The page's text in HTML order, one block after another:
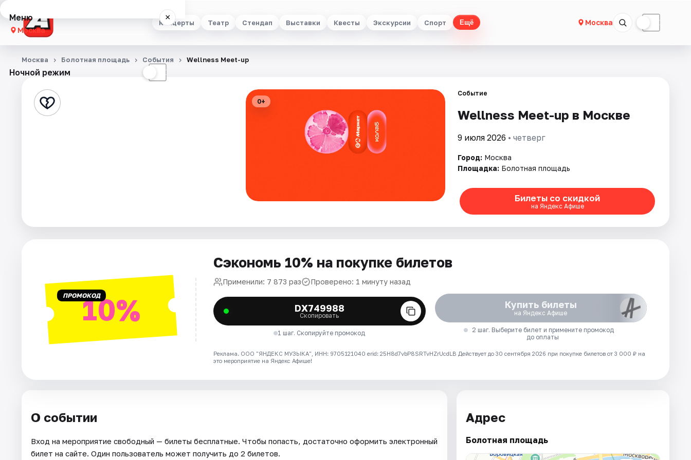
Концерты Театр Стендап Выставки Квесты Экскурсии Спорт Ещё Москва ☾
Меню ×
Москва
Концерты
Стендап
Площадки
Артисты
Рейтинги
Ночной режим ☾
Москва Болотная площадь События Wellness Meet-up
0+
Событие
Wellness Meet-up в Москве
9 июля 2026 • четверг
Город: Москва
Площадка: Болотная площадь
Билеты со скидкой
на Яндекс Афише
ПРОМОКОД10%
Сэкономь 10% на покупке билетов
Применили: 7 873 раз Проверено: 1 минуту назад
DX749988
Скопировать
1 шаг. Скопируйте промокод
Купить билеты
на Яндекс Афише
2 шаг. Выберите билет и примените промокод
до оплаты
Реклама. ООО "ЯНДЕКС МУЗЫКА", ИНН: 9705121040 erid: 25H8d7vbP8SRTvHZrUcdLB Действует до 30 сентября 2026 при покупке билетов от 3 000 ₽ на
это мероприятие на Яндекс Афише!
О событии
Вход на мероприятие свободный — билеты бесплатные. Чтобы попасть, достаточно оформить электронный
билет на сайте. Один пользователь может получить до 2 билетов.
Адрес
Болотная площадь